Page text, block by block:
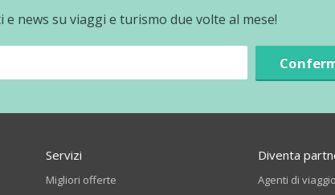
news su viaggi e turismo due volte al mese!
Servizi
Migliori offerte
Diventa
Agenti di viaggio